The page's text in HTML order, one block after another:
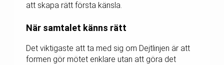
att skapa rätt första känsla.
När samtalet känns rätt
Det viktigaste att ta med sig om Dejtlinjen är att
formen gör mötet enklare utan att göra det